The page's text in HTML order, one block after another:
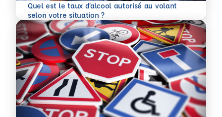
Quel est le taux d’alcool autorisé au volant
selon votre situation ?
En savoir plus